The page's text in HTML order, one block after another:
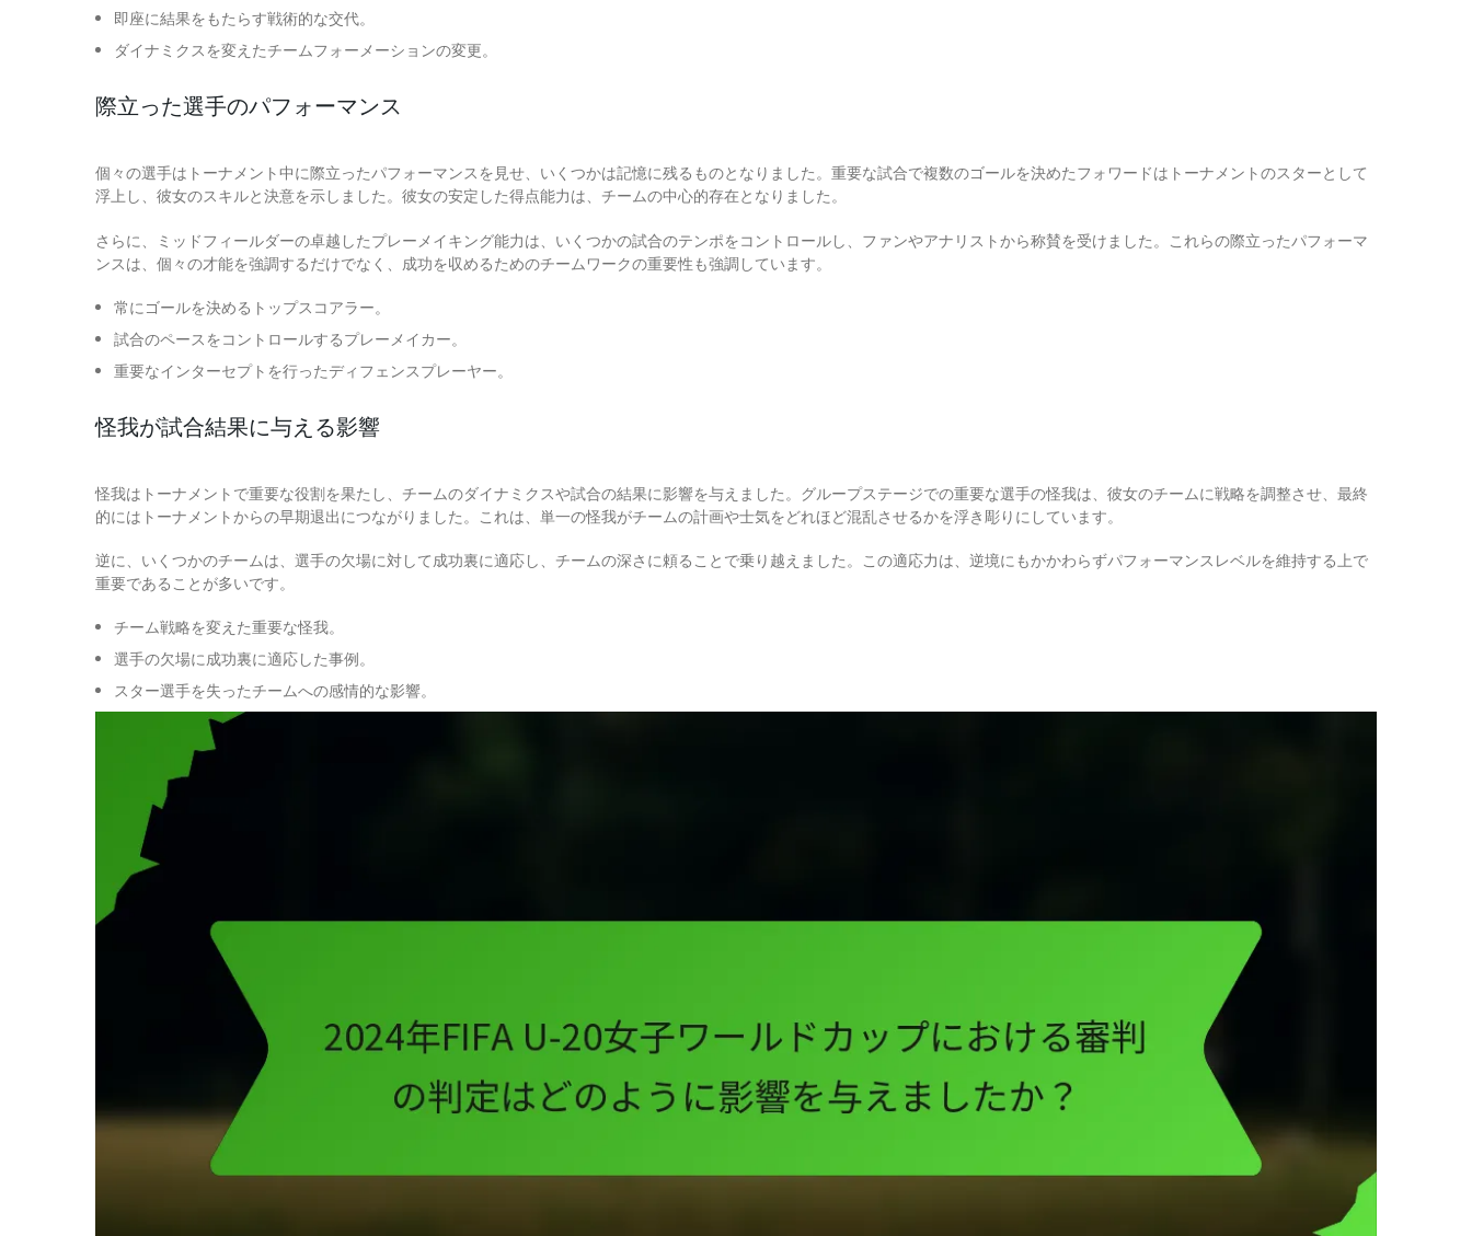
即座に結果をもたらす戦術的な交代。
ダイナミクスを変えたチームフォーメーションの変更。
際立った選手のパフォーマンス
個々の選手はトーナメント中に際立ったパフォーマンスを見せ、いくつかは記憶に残るものとなりました。重要な試合で複数のゴールを決めたフォワードはトーナメントのスターとして
浮上し、彼女のスキルと決意を示しました。彼女の安定した得点能力は、チームの中心的存在となりました。
さらに、ミッドフィールダーの卓越したプレーメイキング能力は、いくつかの試合のテンポをコントロールし、ファンやアナリストから称賛を受けました。これらの際立ったパフォーマ
ンスは、個々の才能を強調するだけでなく、成功を収めるためのチームワークの重要性も強調しています。
常にゴールを決めるトップスコアラー。
試合のペースをコントロールするプレーメイカー。
重要なインターセプトを行ったディフェンスプレーヤー。
怪我が試合結果に与える影響
怪我はトーナメントで重要な役割を果たし、チームのダイナミクスや試合の結果に影響を与えました。グループステージでの重要な選手の怪我は、彼女のチームに戦略を調整させ、最終
的にはトーナメントからの早期退出につながりました。これは、単一の怪我がチームの計画や士気をどれほど混乱させるかを浮き彫りにしています。
逆に、いくつかのチームは、選手の欠場に対して成功裏に適応し、チームの深さに頼ることで乗り越えました。この適応力は、逆境にもかかわらずパフォーマンスレベルを維持する上で
重要であることが多いです。
チーム戦略を変えた重要な怪我。
選手の欠場に成功裏に適応した事例。
スター選手を失ったチームへの感情的な影響。